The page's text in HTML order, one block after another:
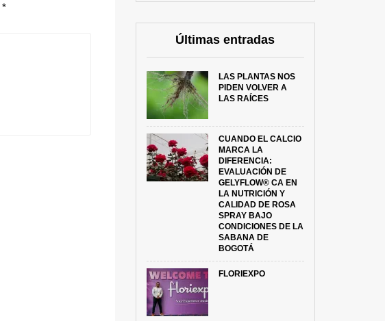
*
Últimas entradas
LAS PLANTAS NOS
PIDEN VOLVER A
LAS RAÍCES
CUANDO EL CALCIO
MARCA LA
DIFERENCIA:
EVALUACIÓN DE
GELYFLOW® CA EN
LA NUTRICIÓN Y
CALIDAD DE ROSA
SPRAY BAJO
CONDICIONES DE LA
SABANA DE
BOGOTÁ
FLORIEXPO